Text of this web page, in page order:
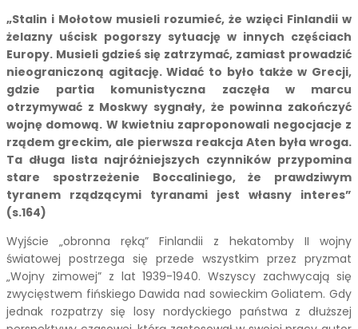
„Stalin i Mołotow musieli rozumieć, że wzięci Finlandii w
żelazny uścisk pogorszy sytuację w innych częściach
Europy. Musieli gdzieś się zatrzymać, zamiast prowadzić
nieograniczoną agitację. Widać to było także w Grecji,
gdzie partia komunistyczna zaczęła w marcu
otrzymywać z Moskwy sygnały, że powinna zakończyć
wojnę domową. W kwietniu zaproponowali negocjacje z
rządem greckim, ale pierwsza reakcja Aten była wroga.
Ta długa lista najróżniejszych czynników przypomina
stare spostrzeżenie Boccaliniego, że prawdziwym
tyranem rządzącymi tyranami jest własny interes”
(s.164)
Wyjście „obronna ręką” Finlandii z hekatomby II wojny
światowej postrzega się przede wszystkim przez pryzmat
„Wojny zimowej” z lat 1939-1940. Wszyscy zachwycają się
zwycięstwem fińskiego Dawida nad sowieckim Goliatem. Gdy
jednak rozpatrzy się losy nordyckiego państwa z dłuższej